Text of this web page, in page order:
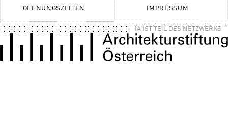
ÖFFNUNGSZEITEN IMPRESSUM
IA IST TEIL DES NETZWERKS